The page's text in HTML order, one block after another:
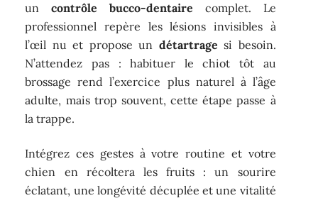
uncontrôle bucco-dentaire complet. Le
professionnel repère les lésions invisibles à
l’œil nu et propose un détartrage si besoin.
N’attendez pas : habituer le chiot tôt au
brossage rend l’exercice plus naturel à l’âge
adulte, mais trop souvent, cette étape passe à
la trappe.
Intégrez ces gestes à votre routine et votre
chien en récoltera les fruits : un sourire
éclatant, une longévité décuplée et une vitalité